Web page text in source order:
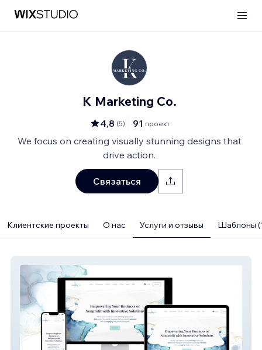
K Marketing Co.
4,8 (5) 91 проект
We focus on creating visually stunning designs that
drive action.
Связаться
Клиентские проекты О нас Услуги и отзывы Шаблоны